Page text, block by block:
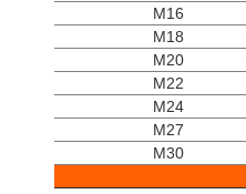
M16
M18
M20
M22
M24
M27
M30